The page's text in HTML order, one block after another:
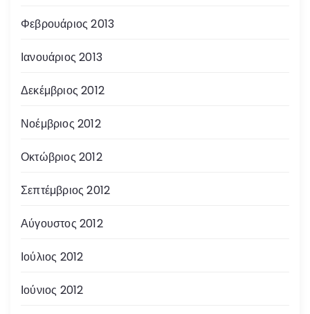
Φεβρουάριος 2013
Ιανουάριος 2013
Δεκέμβριος 2012
Νοέμβριος 2012
Οκτώβριος 2012
Σεπτέμβριος 2012
Αύγουστος 2012
Ιούλιος 2012
Ιούνιος 2012